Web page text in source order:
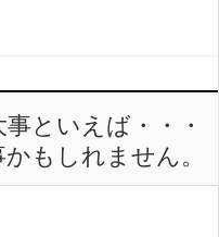
といえば・・・
もしれません。